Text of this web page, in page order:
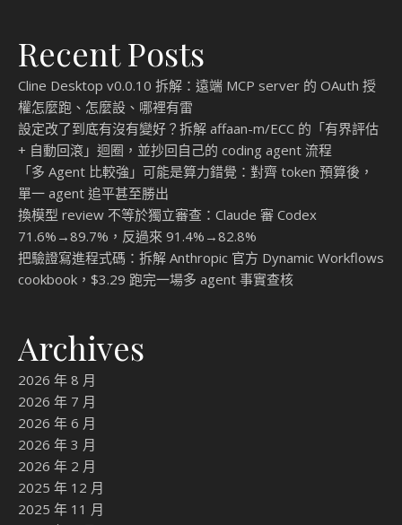
Recent Posts
Cline Desktop v0.0.10 拆解：遠端 MCP server 的 OAuth 授
權怎麼跑、怎麼設、哪裡有雷
設定改了到底有沒有變好？拆解 affaan-m/ECC 的「有界評估
+ 自動回滾」迴圈，並抄回自己的 coding agent 流程
「多 Agent 比較強」可能是算力錯覺：對齊 token 預算後，
單一 agent 追平甚至勝出
換模型 review 不等於獨立審查：Claude 審 Codex
71.6%→89.7%，反過來 91.4%→82.8%
把驗證寫進程式碼：拆解 Anthropic 官方 Dynamic Workflows
cookbook，$3.29 跑完一場多 agent 事實查核
Archives
2026 年 8 月
2026 年 7 月
2026 年 6 月
2026 年 3 月
2026 年 2 月
2025 年 12 月
2025 年 11 月